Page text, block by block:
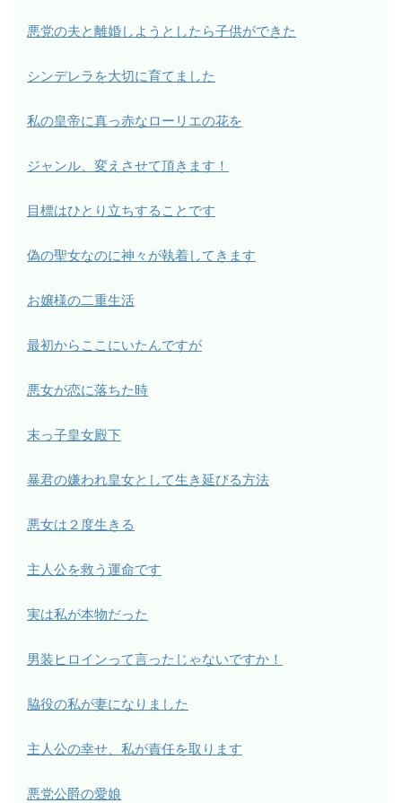
悪党の夫と離婚しようとしたら子供ができた
シンデレラを大切に育てました
私の皇帝に真っ赤なローリエの花を
ジャンル、変えさせて頂きます！
目標はひとり立ちすることです
偽の聖女なのに神々が執着してきます
お嬢様の二重生活
最初からここにいたんですが
悪女が恋に落ちた時
末っ子皇女殿下
暴君の嫌われ皇女として生き延びる方法
悪女は２度生きる
主人公を救う運命です
実は私が本物だった
男装ヒロインって言ったじゃないですか！
脇役の私が妻になりました
主人公の幸せ、私が責任を取ります
悪党公爵の愛娘